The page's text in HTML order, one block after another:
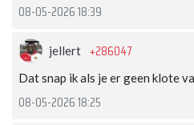
08-05-2026 18:39
jellert +286047
Dat snap ik als je er geen klote
08-05-2026 18:25